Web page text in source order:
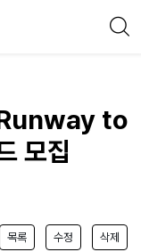
to
모집
목록 수정 삭제